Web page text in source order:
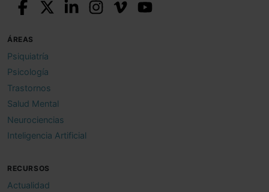
ÁREAS
Psiquiatría
Psicología
Trastornos
Salud Mental
Neurociencias
Inteligencia Artificial
RECURSOS
Actualidad